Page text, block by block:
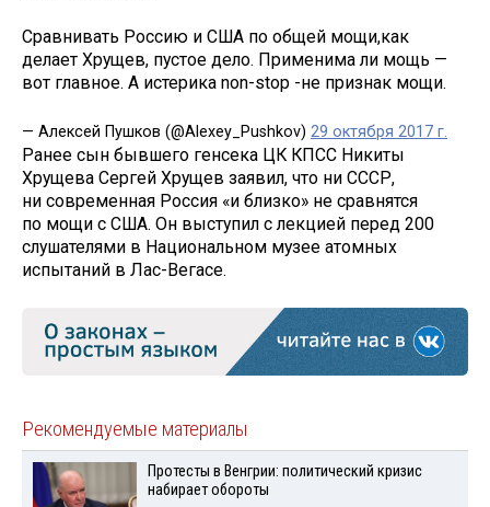
Сравнивать Россию и США по общей мощи,как
делает Хрущев, пустое дело. Применима ли мощь —
вот главное. А истерика non-stop -не признак мощи.
— Алексей Пушков (@Alexey_Pushkov) 29 октября 2017 г.
Ранее сын бывшего генсека ЦК КПСС Никиты
Хрущева Сергей Хрущев заявил, что ни СССР,
ни современная Россия «и близко» не сравнятся
по мощи с США. Он выступил с лекцией перед 200
слушателями в Национальном музее атомных
испытаний в Лас-Вегасе.
Рекомендуемые материалы
Протесты в Венгрии: политический кризис
набирает обороты